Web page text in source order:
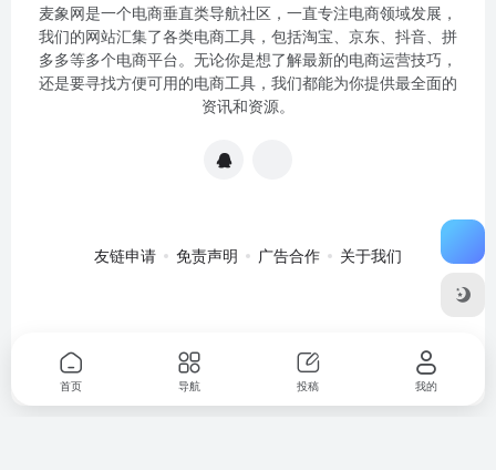
麦象网是一个电商垂直类导航社区，一直专注电商领域发展，
我们的网站汇集了各类电商工具，包括淘宝、京东、抖音、拼
多多等多个电商平台。无论你是想了解最新的电商运营技巧，
还是要寻找方便可用的电商工具，我们都能为你提供最全面的
资讯和资源。
友链申请 免责声明 广告合作 关于我们
2020057301号-1
首页 导航 投稿 我的